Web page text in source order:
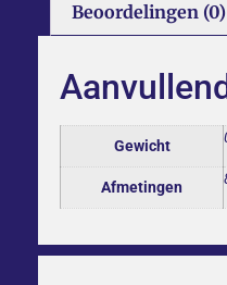
Beoordelingen (0)
Gewicht
Afmetingen